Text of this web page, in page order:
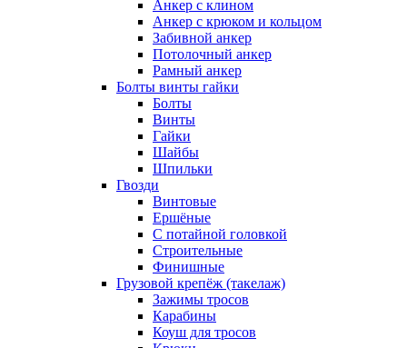
Анкер с клином
Анкер с крюком и кольцом
Забивной анкер
Потолочный анкер
Рамный анкер
Болты винты гайки
Болты
Винты
Гайки
Шайбы
Шпильки
Гвозди
Винтовые
Ершёные
С потайной головкой
Строительные
Финишные
Грузовой крепёж (такелаж)
Зажимы тросов
Карабины
Коуш для тросов